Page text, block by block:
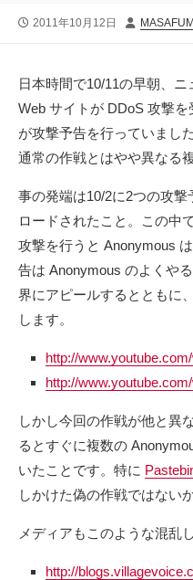
公
2011年10月12日
投
日本時間で10/11の早朝、
Web サイトが DDoS 攻撃
が攻撃予告を行っていまし
通常の作戦とはやや異なる
事の発端は10/2に2つの攻撃
ロードされたこと。この中
攻撃を行うと Anonymous
告は Anonymous のよくや
界にアピールするとともに
します。
http://
http://
しかし今回の作戦が他と異
るとすぐに複数の
いたことです。特に
しかけた偽の作戦ではない
メディアもこのような混乱
http://